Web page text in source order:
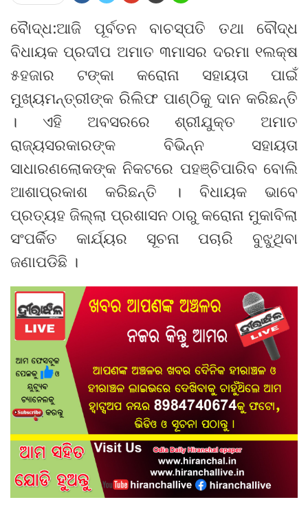
ବୈାଦ୍ଧ:ଆଜି ପୂର୍ବତନ ବାଚସ୍ପତି ତଥା ବୌଦ୍ଧ
ବିଧାୟକ ପ୍ରଦୀପ ଅମାତ ୩ମାସର ଦରମା ୧ଲକ୍ଷ
୫ହଜାର ଟଙ୍କା କରୋନା ସହାୟତା ପାଇଁ
ମୁଖ୍ୟମନ୍ତ୍ରୀଙ୍କ ରିଲିଫ ପାଣ୍ଠିକୁ ଦାନ କରିଛନ୍ତି
। ଏହି ଅବସରରେ ଶ୍ରୀଯୁକ୍ତ ଅମାତ
ରାଜ୍ୟସରକାରଙ୍କ ବିଭିନ୍ନ ସହାୟତା
ସାଧାରଣଲୋକଙ୍କ ନିକଟରେ ପହଞ୍ଚିପାରିବ ବୋଲି
ଆଶାପ୍ରକାଶ କରିଛନ୍ତି । ବିଧାୟକ ଭାବେ
ପ୍ରତ୍ୟହ ଜିଲ୍ଲା ପ୍ରଶାସନ ଠାରୁ କରୋନା ମୁକାବିଲା
ସଂପର୍କିତ କାର୍ଯ୍ୟର ସୂଚନା ପଚାରି ବୁଝୁଥିବା
ଜଣାପଡିଛି ।